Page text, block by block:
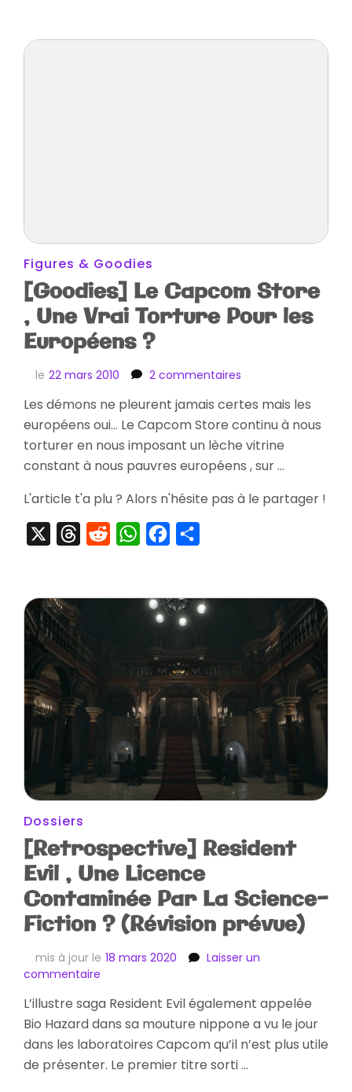
Figures & Goodies
[Goodies] Le Capcom Store
, Une Vrai Torture Pour les
Européens ?
le 22 mars 2010 2 commentaires
Le
Capcom
Store
Une
Torture
Les démons ne pleurent jamais certes mais les
européens oui… Le Capcom Store continu à nous
torturer en nous imposant un lèche vitrine
constant à nous pauvres européens , sur …
L'article t'a plu ? Alors n'hésite pas à le partager !
ThreadsRedditWhatsAppFacebook
Dossiers
[Retrospective] Resident
Evil , Une Licence
Contaminée Par La Science-
Fiction ? (Révision prévue)
mis à jour le 18 mars 2020
Laisser un
commentaire
Resident
Evil
,
Licence
L’illustre saga Resident Evil également appelée
Bio Hazard dans sa mouture nippone a vu le jour
dans les laboratoires Capcom qu’il n’est plus utile
de présenter. Le premier titre sorti …